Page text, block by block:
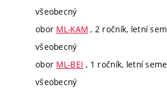
všeobecný
obor ML-KAM , 2 ročník, letní
všeobecný
obor ML-BEI , 1 ročník, letní
všeobecný